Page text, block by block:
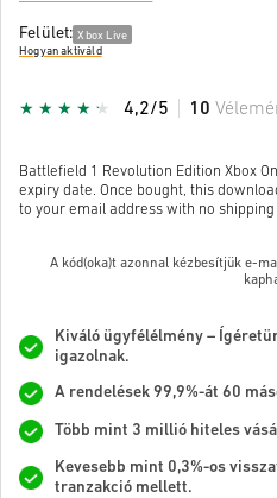
Felület: Xbox Live
Hogyan aktiváld
4,2/5 10
Battlefield 1 Revolution Edition Xbox
expiry date. Once bought, this
to your email address with no shipping
A kód(oka)t azonnal kézbesítjük e-
Kiváló ügyfélélmény –
igazolnak.
A rendelések 99,9%-át 60
Több mint 3 millió hiteles
Kevesebb mint 0,3%-os
tranzakció mellett.